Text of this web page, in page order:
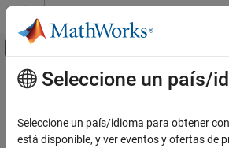
Saltar al contenido
Mostrar/ocultar menú de
Inicio de Documentación
Categoría
Contenido principal
Seleccione un país/
Seleccione un país/idioma para obtener
está disponible, y ver eventos y ofertas de